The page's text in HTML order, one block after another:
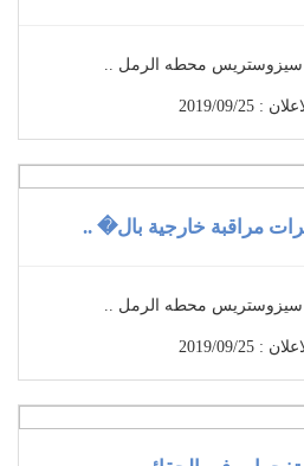
: 2019/09/25
مراقبة خارجية بال� ..
: 2019/09/25